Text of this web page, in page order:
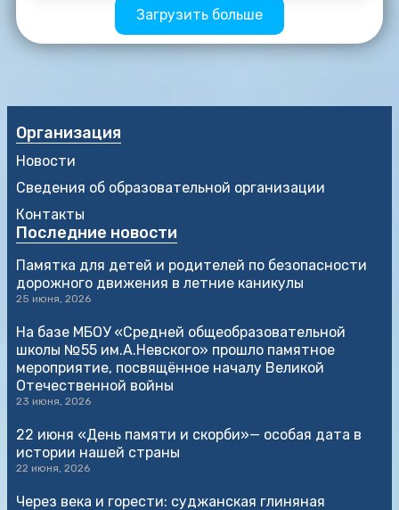
Загрузить больше
Организация
Новости
Сведения об образовательной организации
Контакты
Последние новости
Памятка для детей и родителей по безопасности
дорожного движения в летние каникулы
25 июня, 2026
На базе МБОУ «Средней общеобразовательной
школы №55 им.А.Невского» прошло памятное
мероприятие, посвящённое началу Великой
Отечественной войны
23 июня, 2026
22 июня «День памяти и скорби»— особая дата в
истории нашей страны
22 июня, 2026
Через века и горести: суджанская глиняная